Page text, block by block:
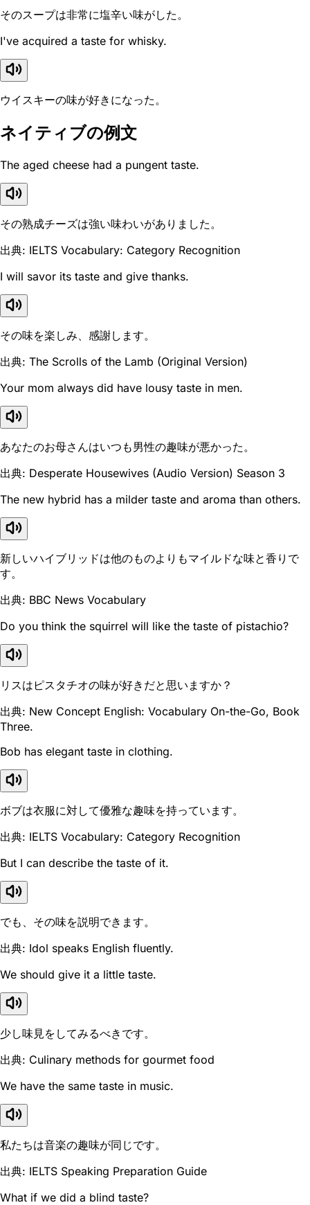
そのスープは非常に塩辛い味がした。
I've acquired a taste for whisky.
ウイスキーの味が好きになった。
ネイティブの例文
The aged cheese had a pungent taste.
その熟成チーズは強い味わいがありました。
出典: IELTS Vocabulary: Category Recognition
I will savor its taste and give thanks.
その味を楽しみ、感謝します。
出典: The Scrolls of the Lamb (Original Version)
Your mom always did have lousy taste in men.
あなたのお母さんはいつも男性の趣味が悪かった。
出典: Desperate Housewives (Audio Version) Season 3
The new hybrid has a milder taste and aroma than others.
新しいハイブリッドは他のものよりもマイルドな味と香りで
す。
出典: BBC News Vocabulary
Do you think the squirrel will like the taste of pistachio?
リスはピスタチオの味が好きだと思いますか？
出典: New Concept English: Vocabulary On-the-Go, Book
Three.
Bob has elegant taste in clothing.
ボブは衣服に対して優雅な趣味を持っています。
出典: IELTS Vocabulary: Category Recognition
But I can describe the taste of it.
でも、その味を説明できます。
出典: Idol speaks English fluently.
We should give it a little taste.
少し味見をしてみるべきです。
出典: Culinary methods for gourmet food
We have the same taste in music.
私たちは音楽の趣味が同じです。
出典: IELTS Speaking Preparation Guide
What if we did a blind taste?